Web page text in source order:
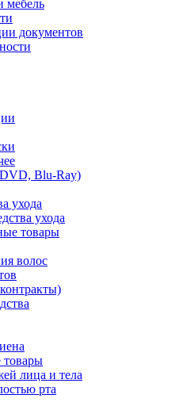
мебель
документов
Blu-Ray)
ухода
ухода
товары
волос
товары
лица и тела
рта